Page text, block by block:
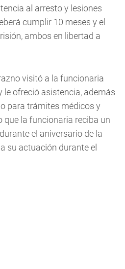
al arresto y lesiones
cumplir 10 meses y el
ambos en libertad a
visitó a la funcionaria
le ofreció asistencia, además
para trámites médicos y
que la funcionaria reciba un
el aniversario de la
su actuación durante el